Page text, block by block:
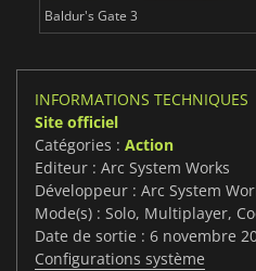
Baldur's Gate 3
INFORMATIONS TECHNIQUES
Site officiel
Catégories : Action
Editeur : Arc System Works
Développeur : Arc System
Mode(s) : Solo, Multiplayer,
Date de sortie : 6 novembre
Configurations système